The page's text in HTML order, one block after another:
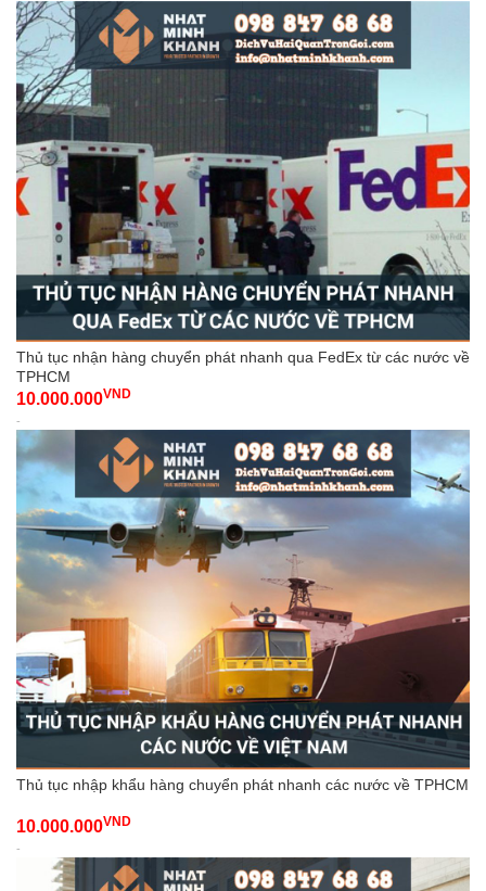
Thủ tục nhận hàng chuyển phát nhanh qua FedEx từ các nước về
TPHCM
10.000.000VND
-
Thủ tục nhập khẩu hàng chuyển phát nhanh các nước về TPHCM
10.000.000VND
-